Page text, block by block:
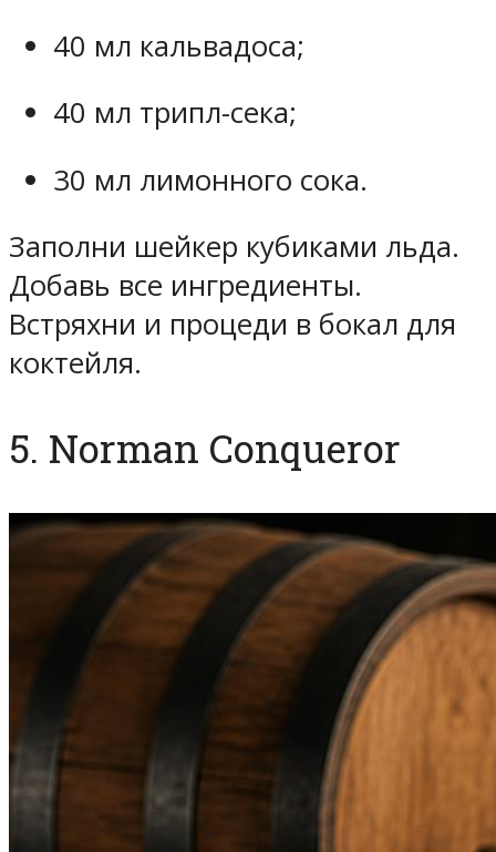
40 мл кальвадоса;
40 мл трипл-сека;
30 мл лимонного сока.
Заполни шейкер кубиками льда.
Добавь все ингредиенты.
Встряхни и процеди в бокал для
коктейля.
5. Norman Conqueror